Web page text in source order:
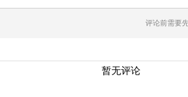
评论前需要
暂无评论